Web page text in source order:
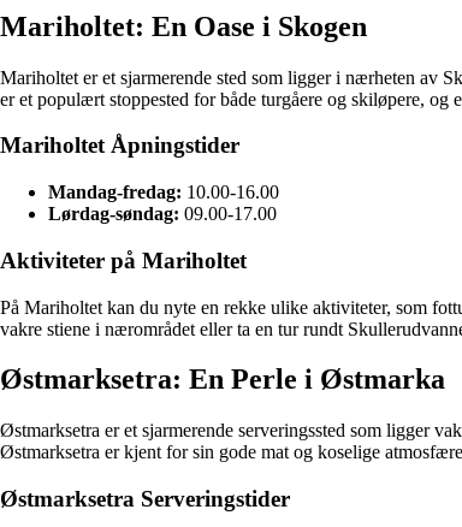
Mariholtet: En Oase i Skogen
Mariholtet er et sjarmerende sted som ligger i nærheten av
er et populært stoppested for både turgåere og skiløpere, og
Mariholtet Åpningstider
Mandag-fredag: 10.00-16.00
Lørdag-søndag: 09.00-17.00
Aktiviteter på Mariholtet
På Mariholtet kan du nyte en rekke ulike aktiviteter, som
vakre stiene i nærområdet eller ta en tur rundt
Østmarksetra: En Perle i Østmarka
Østmarksetra er et sjarmerende serveringssted som ligger
Østmarksetra er kjent for sin gode mat og koselige
Østmarksetra Serveringstider